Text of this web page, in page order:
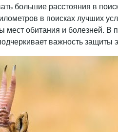
большие расстояния в
в поисках лучших
мест обитания и болезней.
важность защиты